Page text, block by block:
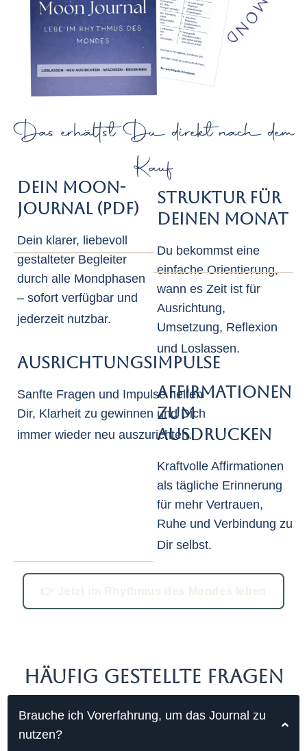
Das erhältst Du direkt nach dem
Kauf
Dein Moon-
Journal (PDF)
Dein klarer, liebevoll
gestalteter Begleiter
durch alle Mondphasen
– sofort verfügbar und
jederzeit nutzbar.
Ausrichtungsimpulse
Sanfte Fragen und Impulse helfen
Dir, Klarheit zu gewinnen und Dich
immer wieder neu auszurichten.
Struktur für
Deinen Monat
Du bekommst eine
einfache Orientierung,
wann es Zeit ist für
Ausrichtung,
Umsetzung, Reflexion
und Loslassen.
Affirmationen
zum
Ausdrucken
Kraftvolle Affirmationen
als tägliche Erinnerung
für mehr Vertrauen,
Ruhe und Verbindung zu
Dir selbst.
👉 Jetzt im Rhythmus des Mondes leben
HÄUFIG GESTELLTE FRAGEN
Brauche ich Vorerfahrung, um das Journal zu
nutzen?